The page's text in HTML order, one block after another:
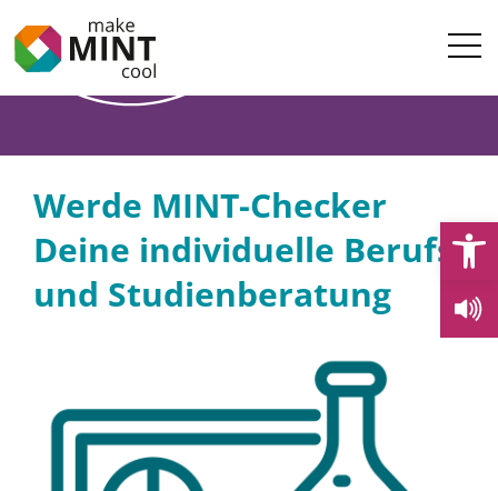
Werde MINT-Checker
Deine individuelle Berufs-
und Studienberatung